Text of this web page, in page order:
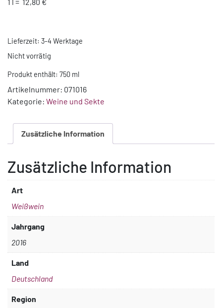
Lieferzeit: 3-4 Werktage
Nicht vorrätig
Produkt enthält: 750 ml
Artikelnummer: 071016
Kategorie: Weine und Sekte
Zusätzliche Information
Zusätzliche Information
Art
Weißwein
Jahrgang
2016
Land
Deutschland
Region